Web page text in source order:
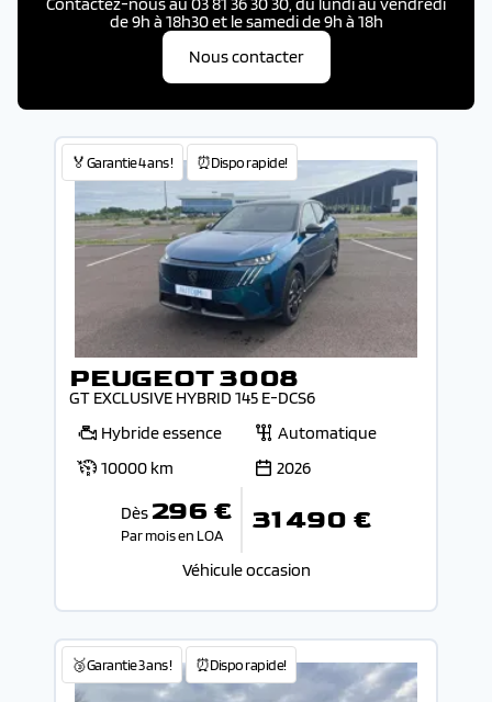
de 9h à 18h30 et le samedi de 9h à 18h
Nous contacter
🏅Garantie 4 ans ! ⏰Dispo rapide!
PEUGEOT 3008
GT EXCLUSIVE HYBRID 145 E-DCS6
Hybride essence
Automatique
10000 km
2026
Dès 296 €
Par mois en LOA 31 490 €
Véhicule occasion
🥉Garantie 3 ans ! ⏰Dispo rapide!